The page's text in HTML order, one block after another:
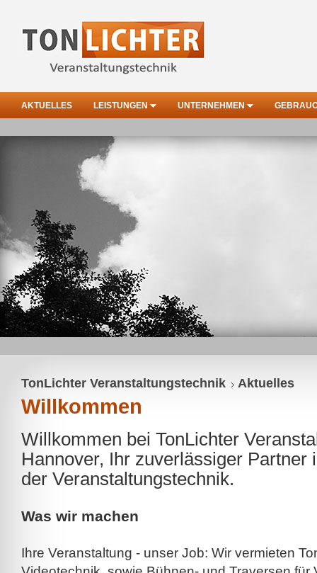
AKTUELLES LEISTUNGEN UNTERNEHMEN
TonLichter Veranstaltungstechnik Aktuelles
Willkommen
Willkommen bei TonLichter
Hannover, Ihr zuverlässiger Partner
der Veranstaltungstechnik.
Was wir machen
Ihre Veranstaltung - unser Job: Wir vermieten